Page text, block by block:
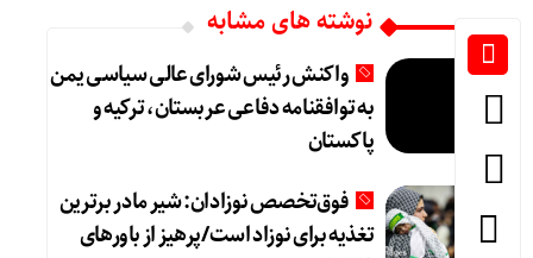
نوشته های مشابه
واکنش رئیس شورای عالی سیاسی یمن
به توافقنامه دفاعی عربستان، ترکیه و
پاکستان
فوق‌تخصص نوزادان: شیر مادر برترین
تغذیه برای نوزاد است/پرهیز از باورهای